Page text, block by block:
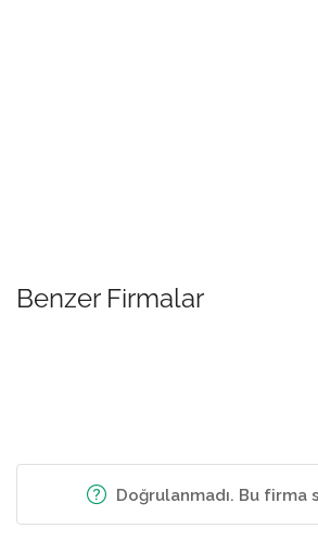
Benzer Firmalar
Doğrulanmadı. Bu firma